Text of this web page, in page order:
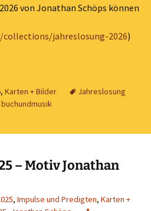
von Jonathan Schöps können
jahreslosung-2026)
, Karten + Bilder
Jahreslosung
buchundmusik
– Motiv Jonathan
, Impulse und Predigten, Karten +